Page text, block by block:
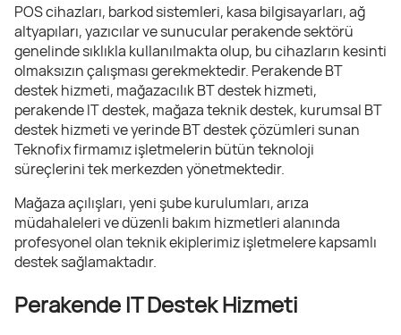
POS cihazları, barkod sistemleri, kasa bilgisayarları, ağ
altyapıları, yazıcılar ve sunucular perakende sektörü
genelinde sıklıkla kullanılmakta olup, bu cihazların kesinti
olmaksızın çalışması gerekmektedir. Perakende BT
destek hizmeti, mağazacılık BT destek hizmeti,
perakende IT destek, mağaza teknik destek, kurumsal BT
destek hizmeti ve yerinde BT destek çözümleri sunan
Teknofix firmamız işletmelerin bütün teknoloji
süreçlerini tek merkezden yönetmektedir.
Mağaza açılışları, yeni şube kurulumları, arıza
müdahaleleri ve düzenli bakım hizmetleri alanında
profesyonel olan teknik ekiplerimiz işletmelere kapsamlı
destek sağlamaktadır.
Perakende IT Destek Hizmeti